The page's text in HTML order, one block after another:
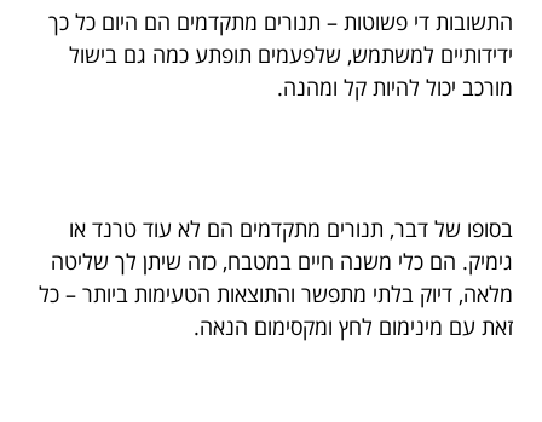
התשובות די פשוטות – תנורים מתקדמים הם היום כל כך
ידידותיים למשתמש, שלפעמים תופתע כמה גם בישול
מורכב יכול להיות קל ומהנה.
בסופו של דבר, תנורים מתקדמים הם לא עוד טרנד או
גימיק. הם כלי משנה חיים במטבח, כזה שיתן לך שליטה
מלאה, דיוק בלתי מתפשר והתוצאות הטעימות ביותר – כל
זאת עם מינימום לחץ ומקסימום הנאה.